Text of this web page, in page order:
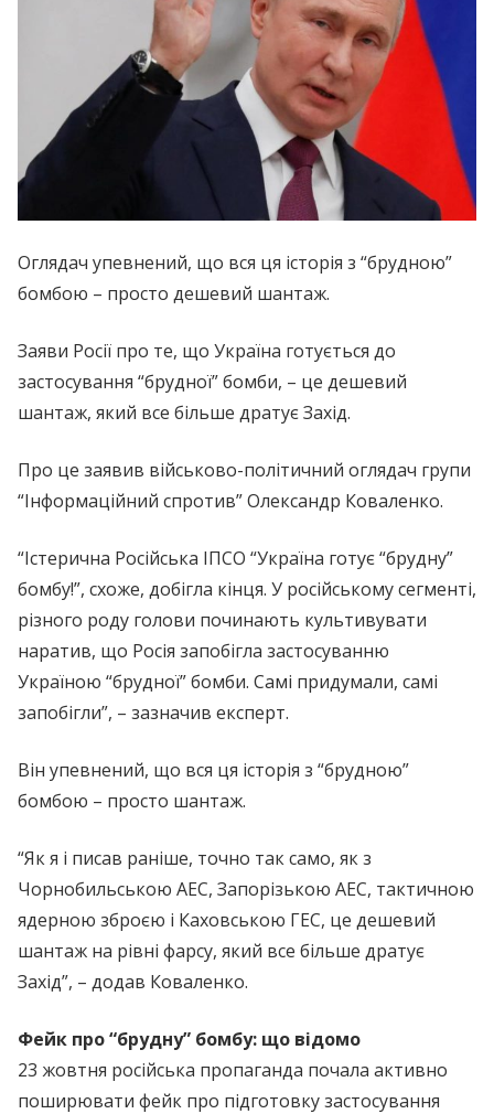
Оглядач упевнений, що вся ця історія з “брудною”
бомбою – просто дешевий шантаж.
Заяви Росії про те, що Україна готується до
застосування “брудної” бомби, – це дешевий
шантаж, який все більше дратує Захід.
Про це заявив військово-політичний оглядач групи
“Інформаційний спротив” Олександр Коваленко.
“Істерична Російська ІПСО “Україна готує “брудну”
бомбу!”, схоже, добігла кінця. У російському сегменті,
різного роду голови починають культивувати
наратив, що Росія запобігла застосуванню
Україною “брудної” бомби. Самі придумали, самі
запобігли”, – зазначив експерт.
Він упевнений, що вся ця історія з “брудною”
бомбою – просто шантаж.
“Як я і писав раніше, точно так само, як з
Чорнобильською АЕС, Запорізькою АЕС, тактичною
ядерною зброєю і Каховською ГЕС, це дешевий
шантаж на рівні фарсу, який все більше дратує
Захід”, – додав Коваленко.
Фейк про “брудну” бомбу: що відомо
23 жовтня російська пропаганда почала активно
поширювати фейк про підготовку застосування